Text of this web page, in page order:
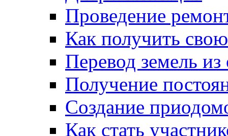
Проведение
Как получить
Перевод земель
Получение
Создание
Как стать